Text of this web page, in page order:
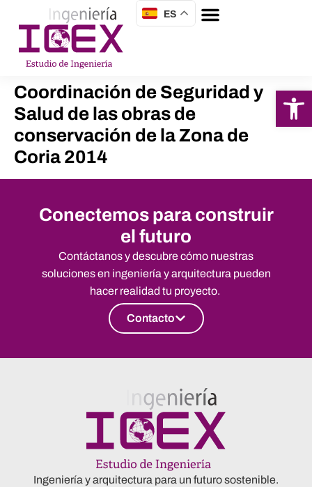
Abrir
ES
Coordinación de Seguridad y
Salud de las obras de
conservación de la Zona de
Coria 2014
Conectemos para construir
el futuro
Contáctanos y descubre cómo nuestras
soluciones en ingeniería y arquitectura pueden
hacer realidad tu proyecto.
Contacto
Ingeniería y arquitectura para un futuro sostenible.